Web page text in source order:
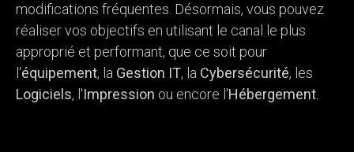
modifications fréquentes. Désormais, vous pouvez
réaliser vos objectifs en utilisant le canal le plus
approprié et performant, que ce soit pour
l'équipement, la Gestion IT, la Cybersécurité, les
Logiciels, l'Impression ou encore l'Hébergement.